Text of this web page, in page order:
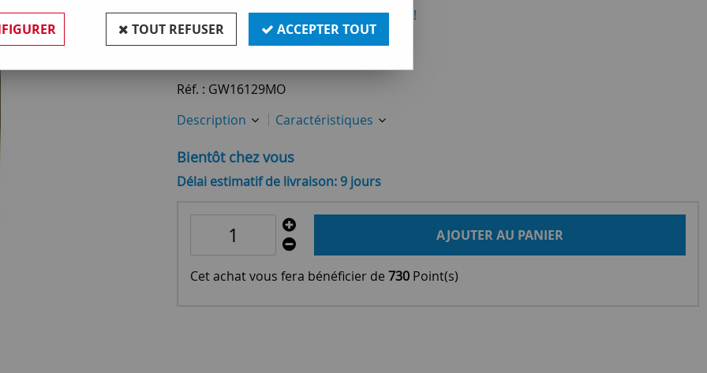
Soyez le premier à donner votre avis !
73,60 €TTC
Réf. : GW16129MO
Description
Caractéristiques
Bientôt chez vous
Délai estimatif de livraison: 9 jours
AJOUTER AU PANIER
Cet achat vous fera bénéficier de 730 Point(s)
TOUT REFUSER ACCEPTER TOUT